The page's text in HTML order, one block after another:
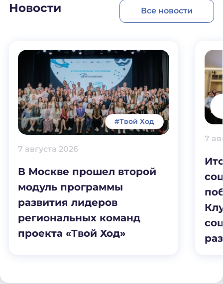
Новости Все новости
#Твой Ход
7 августа 2026
В Москве прошел второй
модуль программы
развития лидеров
региональных команд
проекта «Твой Ход»
7